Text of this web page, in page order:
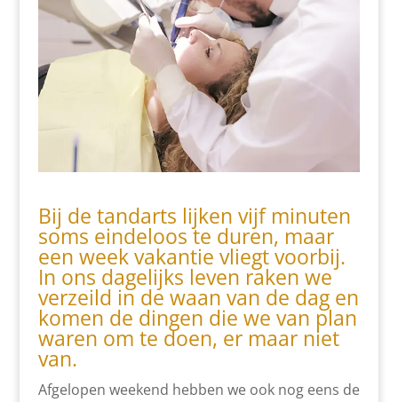
Bij de tandarts lijken vijf minuten
soms eindeloos te duren, maar
een week vakantie vliegt voorbij.
In ons dagelijks leven raken we
verzeild in de waan van de dag en
komen de dingen die we van plan
waren om te doen, er maar niet
van.
Afgelopen weekend hebben we ook nog eens de